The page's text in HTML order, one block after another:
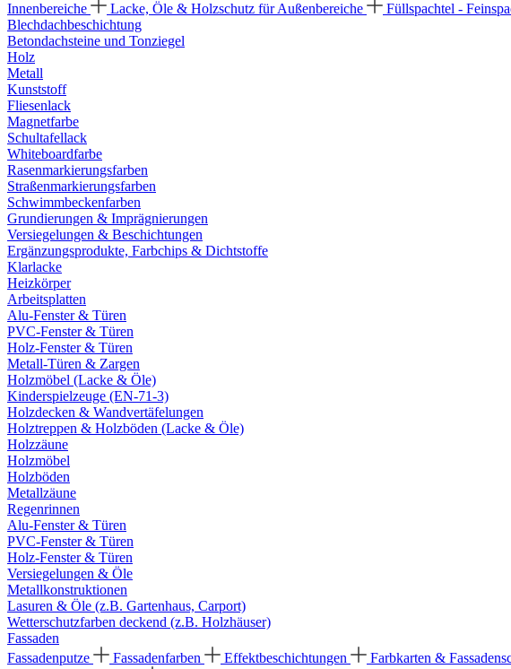
Innenbereiche
Lacke, Öle & Holzschutz für Außenbereiche
Füllspachtel -
Blechdachbeschichtung
Betondachsteine und Tonziegel
Holz
Metall
Kunststoff
Fliesenlack
Magnetfarbe
Schultafellack
Whiteboardfarbe
Rasenmarkierungsfarben
Straßenmarkierungsfarben
Schwimmbeckenfarben
Grundierungen & Imprägnierungen
Versiegelungen & Beschichtungen
Ergänzungsprodukte, Farbchips & Dichtstoffe
Klarlacke
Heizkörper
Arbeitsplatten
Alu-Fenster & Türen
PVC-Fenster & Türen
Holz-Fenster & Türen
Metall-Türen & Zargen
Holzmöbel (Lacke & Öle)
Kinderspielzeuge (EN-71-3)
Holzdecken & Wandvertäfelungen
Holztreppen & Holzböden (Lacke & Öle)
Holzzäune
Holzmöbel
Holzböden
Metallzäune
Regenrinnen
Alu-Fenster & Türen
PVC-Fenster & Türen
Holz-Fenster & Türen
Versiegelungen & Öle
Metallkonstruktionen
Lasuren & Öle (z.B. Gartenhaus, Carport)
Wetterschutzfarben deckend (z.B. Holzhäuser)
Fassaden
Fassadenputze
Fassadenfarben Effektbeschichtungen Farbkarten &